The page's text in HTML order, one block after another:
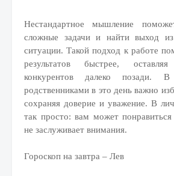
Нестандартное мышление
сложные задачи и найти выход из
ситуации. Такой подход к работе
результатов быстрее,
конкурентов далеко позади.
родственниками в это день важно
сохраняя доверие и уважение. В
так просто: вам может
не заслуживает внимания.
Гороскоп на завтра – Лев